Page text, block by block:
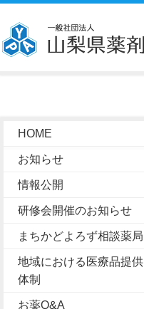
HOME
お知らせ
情報公開
研修会開催のお知らせ
まちかどよろず相談薬局
地域における医療品提供
体制
お薬Q&A